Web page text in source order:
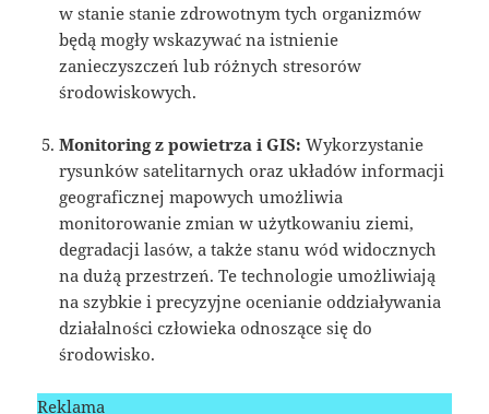
w stanie stanie zdrowotnym tych organizmów
będą mogły wskazywać na istnienie
zanieczyszczeń lub różnych stresorów
środowiskowych.
Monitoring z powietrza i GIS: Wykorzystanie
rysunków satelitarnych oraz układów informacji
geograficznej mapowych umożliwia
monitorowanie zmian w użytkowaniu ziemi,
degradacji lasów, a także stanu wód widocznych
na dużą przestrzeń. Te technologie umożliwiają
na szybkie i precyzyjne ocenianie oddziaływania
działalności człowieka odnoszące się do
środowisko.
Reklama